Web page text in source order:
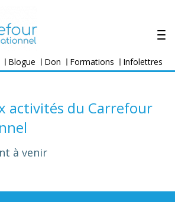
Blogue Don Formations Infolettres
activités du Carrefour
à venir